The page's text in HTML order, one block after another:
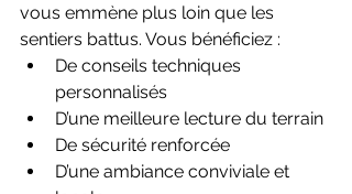
vous emmène plus loin que les
sentiers battus. Vous bénéficiez :
De conseils techniques
personnalisés
D’une meilleure lecture du terrain
De sécurité renforcée
D’une ambiance conviviale et